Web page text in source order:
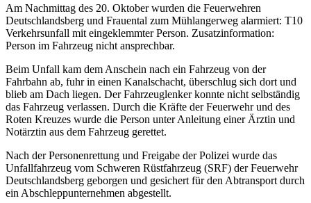
Am Nachmittag des 20. Oktober wurden die Feuerwehren
Deutschlandsberg und Frauental zum Mühlangerweg alarmiert: T10
Verkehrsunfall mit eingeklemmter Person. Zusatzinformation:
Person im Fahrzeug nicht ansprechbar.
Beim Unfall kam dem Anschein nach ein Fahrzeug von der
Fahrbahn ab, fuhr in einen Kanalschacht, überschlug sich dort und
blieb am Dach liegen. Der Fahrzeuglenker konnte nicht selbständig
das Fahrzeug verlassen. Durch die Kräfte der Feuerwehr und des
Roten Kreuzes wurde die Person unter Anleitung einer Ärztin und
Notärztin aus dem Fahrzeug gerettet.
Nach der Personenrettung und Freigabe der Polizei wurde das
Unfallfahrzeug vom Schweren Rüstfahrzeug (SRF) der Feuerwehr
Deutschlandsberg geborgen und gesichert für den Abtransport durch
ein Abschleppunternehmen abgestellt.